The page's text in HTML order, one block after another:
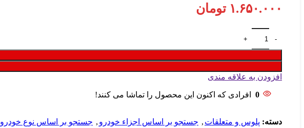
۱.۶۵۰.۰۰۰ تومان
افزودن به علاقه مندی
0 افرادی که اکنون این محصول را تماشا می کنند!
دسته: پلوس و متعلقات , جستجو بر اساس اجزاء خودرو , جستجو بر اساس نوع خودرو